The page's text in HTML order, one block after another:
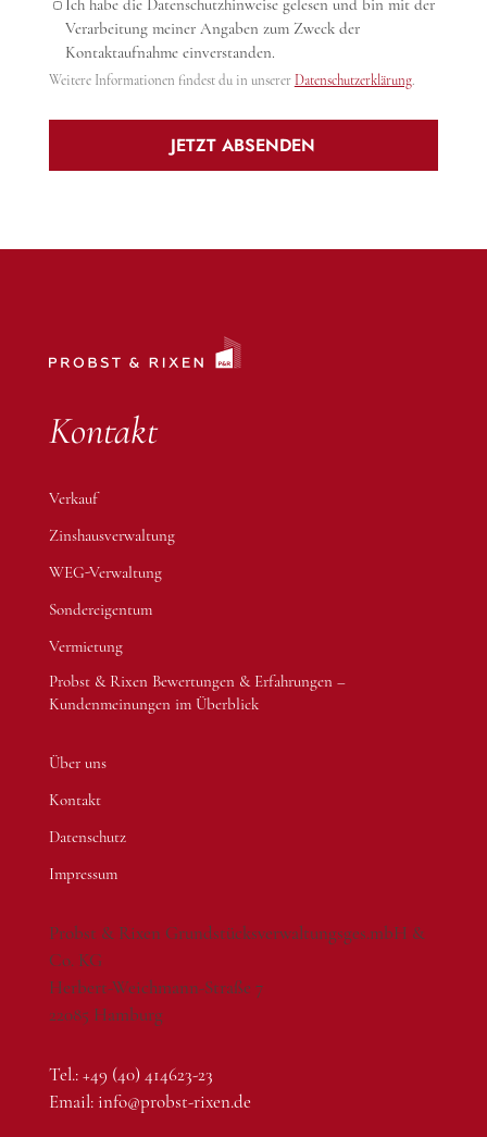
Ich habe die Datenschutzhinweise gelesen und bin mit der
Verarbeitung meiner Angaben zum Zweck der
Kontaktaufnahme einverstanden.
Weitere Informationen findest du in unsererDatenschutzerklärung.
JETZT ABSENDEN
Kontakt
Verkauf
Zinshausverwaltung
WEG-Verwaltung
Sondereigentum
Vermietung
Probst & Rixen Bewertungen & Erfahrungen –
Kundenmeinungen im Überblick
Über uns
Kontakt
Datenschutz
Impressum
Probst & Rixen Grundstücksverwaltungsges.mbH &
Co. KG
Herbert-Weichmann-Straße 7
22085 Hamburg
Tel.: +49 (40) 414623-23
Email: info@probst-rixen.de